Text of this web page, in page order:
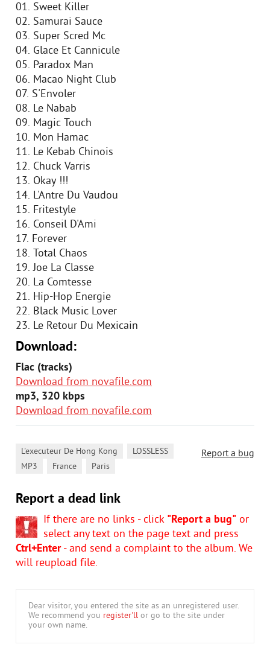
01. Sweet Killer
02. Samurai Sauce
03. Super Scred Mc
04. Glace Et Cannicule
05. Paradox Man
06. Macao Night Club
07. S'Envoler
08. Le Nabab
09. Magic Touch
10. Mon Hamac
11. Le Kebab Chinois
12. Chuck Varris
13. Okay !!!
14. L'Antre Du Vaudou
15. Fritestyle
16. Conseil D'Ami
17. Forever
18. Total Chaos
19. Joe La Classe
20. La Comtesse
21. Hip-Hop Energie
22. Black Music Lover
23. Le Retour Du Mexicain
Download:
Flac (tracks)
Download from novafile.com
mp3, 320 kbps
Download from novafile.com
Report a bug
L'executeur De Hong Kong LOSSLESS
MP3 France Paris
Report a dead link
If there are no links - click "Report a bug" or
select any text on the page text and press
Ctrl+Enter- and send a complaint to the album. We
will reupload file.
Dear visitor, you entered the site as an unregistered user.
We recommend you register'll or go to the site under
your own name.